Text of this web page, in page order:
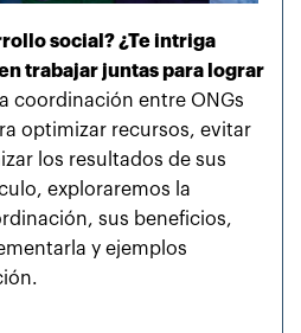
social? ¿Te intriga
trabajar juntas para lograr
coordinación entre ONGs
optimizar recursos, evitar
los resultados de sus
exploraremos la
sus beneficios,
y ejemplos